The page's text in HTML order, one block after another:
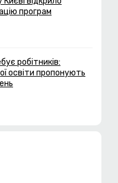
програм
робітників:
освіти пропонують